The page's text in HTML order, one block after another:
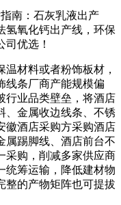
南：石灰乳液出产
氢氧化钙出产线，环保
优选！
材料或者粉饰板材，
线条厂商产能规模偏
行业品类壁垒，将酒店
、金属收边线条、不锈
徽酒店采购方采购酒店
属踢脚线、酒店前台不
采购，削减多家供应商
统筹运输，降低建材物
整的产物矩阵也可提拔